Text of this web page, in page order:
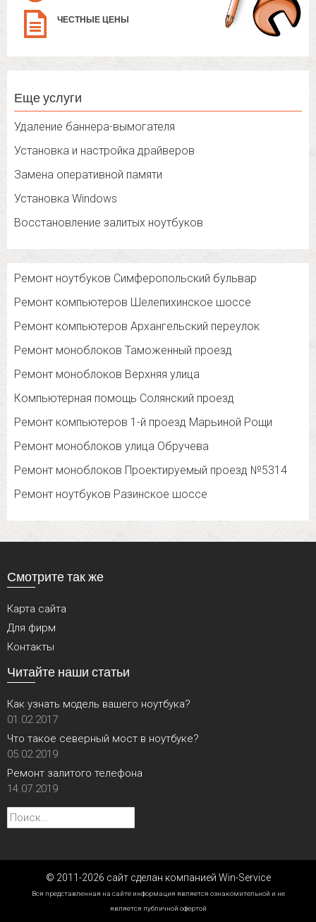
ЧЕСТНЫЕ ЦЕНЫ
Еще услуги
Удаление баннера-вымогателя
Установка и настройка драйверов
Замена оперативной памяти
Установка Windows
Восстановление залитых ноутбуков
Ремонт ноутбуков Симферопольский бульвар
Ремонт компьютеров Шелепихинское шоссе
Ремонт компьютеров Архангельский переулок
Ремонт моноблоков Таможенный проезд
Ремонт моноблоков Верхняя улица
Компьютерная помощь Солянский проезд
Ремонт компьютеров 1-й проезд Марьиной Рощи
Ремонт моноблоков улица Обручева
Ремонт моноблоков Проектируемый проезд №5314
Ремонт ноутбуков Разинское шоссе
Смотрите так же
Карта сайта
Для фирм
Контакты
Читайте наши статьи
Как узнать модель вашего ноутбука?
01.02.2017
Что такое северный мост в ноутбуке?
05.02.2019
Ремонт залитого телефона
14.07.2019
Найти:
© 2011-2026 сайт сделан компанией Win-Service
Вся представленная на сайте информация является ознакомительной и не
является публичной офертой